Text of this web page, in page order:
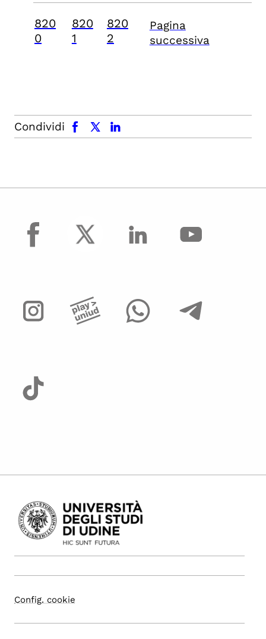
820
0
820
1
820
2
Pagina
successiva
Condividi
facebook x.com linkedin
facebook
Config. cookie